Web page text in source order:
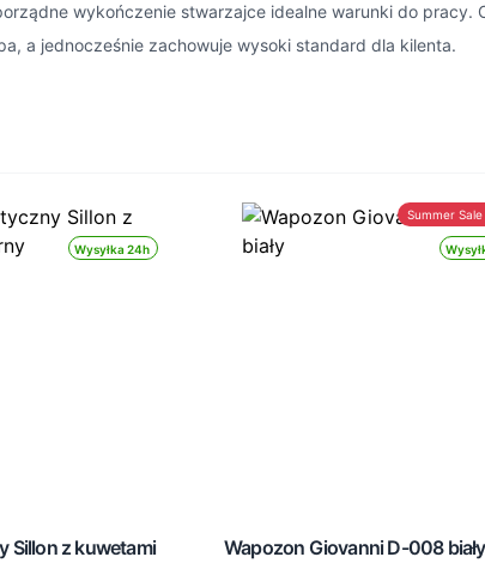
wykończenie stwarzajce idealne warunki do pracy.
a jednocześnie zachowuje wysoki standard dla kilenta.
Wysyłka 24h
Sillon z kuwetami
Summer
Wapozon Giovanni D-008 biały